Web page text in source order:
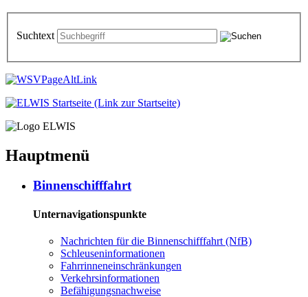
Suchtext
Hauptmenü
Bin­nen­schiff­fahrt
Unternavigationspunkte
Nach­rich­ten für die Bin­nen­schiff­fahrt (NfB)
Schleu­sen­in­for­ma­tio­nen
Fahr­rin­nen­ein­schrän­kun­gen
Ver­kehrs­in­for­ma­tio­nen
Be­fä­hi­gungs­nach­wei­se